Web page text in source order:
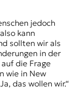
jedoch
kann
sollten wir als
in der
die Frage
wie in New
das wollen wir.“